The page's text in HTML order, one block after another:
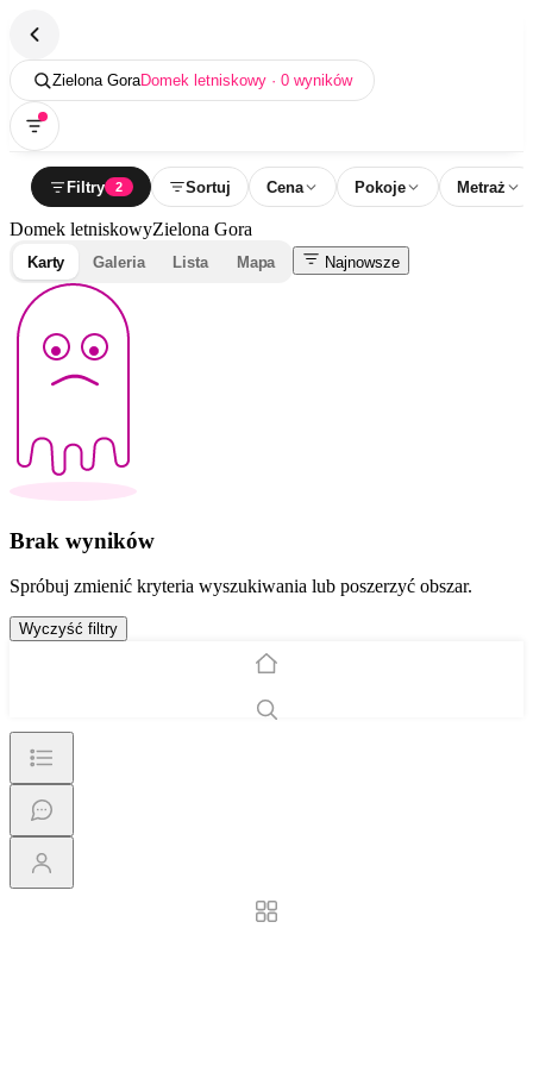
Zielona GoraDomek letniskowy · 0 wyników
Filtry 2 Sortuj Cena Pokoje Metraż
Domek letniskowyZielona Gora
Karty Galeria Lista Mapa Najnowsze
Brak wyników
Spróbuj zmienić kryteria wyszukiwania lub poszerzyć obszar.
Wyczyść filtry